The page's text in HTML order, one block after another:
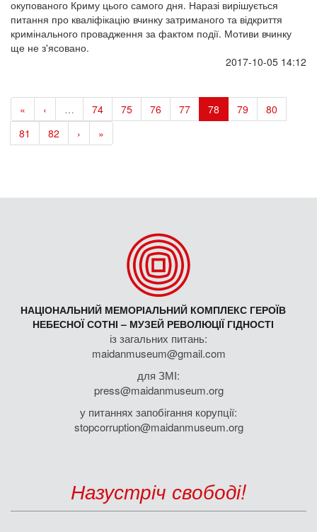
окупованого Криму цього самого дня. Наразі вирішується
питання про кваліфікацію вчинку затриманого та відкриття
кримінального провадження за фактом події. Мотиви вчинку
ще не з'ясовано.
2017-10-05 14:12
« ‹ … 74 75 76 77 78 79
80
81
82 › »
НАЦІОНАЛЬНИЙ МЕМОРІАЛЬНИЙ КОМПЛЕКС ГЕРОЇВ
НЕБЕСНОЇ СОТНІ – МУЗЕЙ РЕВОЛЮЦІЇ ГІДНОСТІ
із загальних питань:
maidanmuseum@gmail.com
для ЗМІ:
press@maidanmuseum.org
у питаннях запобігання корупції:
stopcorruption@maidanmuseum.org
Назустріч свободі!